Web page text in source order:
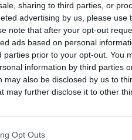
sharing to third parties, or
advertising by us, please use
note that after your opt-out
ads based on personal
parties prior to your opt-out. You
information by third parties
may also be disclosed by us to
may further disclose it to other
Opt Outs
Mundialowe
przez Paragwaj